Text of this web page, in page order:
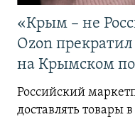
«Крым – не
Ozon
на Крымском
Российский
доставлять товары